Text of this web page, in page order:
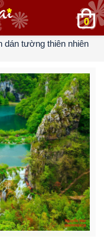
0
dán tường thiên nhiên